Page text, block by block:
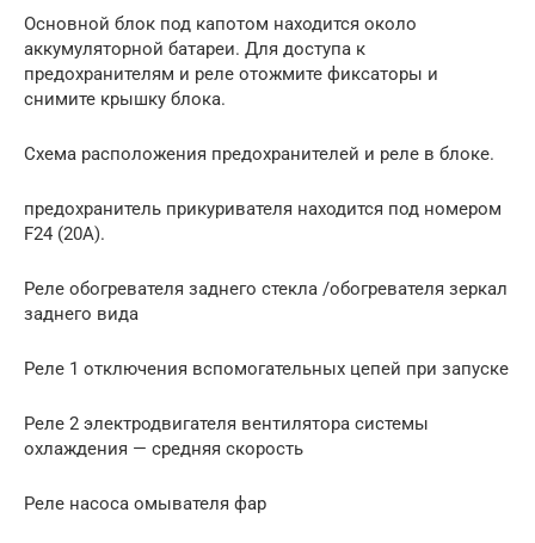
Основной блок под капотом находится около
аккумуляторной батареи. Для доступа к
предохранителям и реле отожмите фиксаторы и
снимите крышку блока.
Схема расположения предохранителей и реле в блоке.
предохранитель прикуривателя находится под номером
F24 (20A).
Реле обогревателя заднего стекла /обогревателя зеркал
заднего вида
Реле 1 отключения вспомогательных цепей при запуске
Реле 2 электродвигателя вентилятора системы
охлаждения — средняя скорость
Реле насоса омывателя фар